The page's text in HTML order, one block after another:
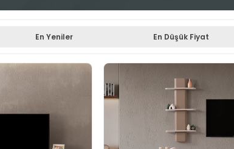
En Yeniler En Düşük Fiyat